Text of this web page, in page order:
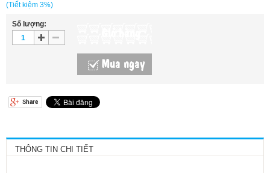
(Tiết kiệm 3%)
Số lượng:
Mua ngay
THÔNG TIN CHI TIẾT